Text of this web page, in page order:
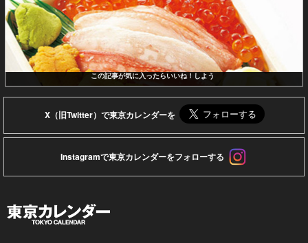
この記事が気に入ったらいいね！しよう
X（旧Twitter）で東京カレンダーを
Instagramで東京カレンダーをフォローする